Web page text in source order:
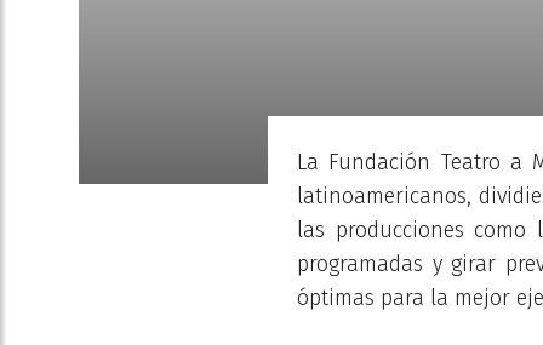
La Fundación Teatro a
latinoamericanos,
las producciones como
programadas y girar
óptimas para la mejor